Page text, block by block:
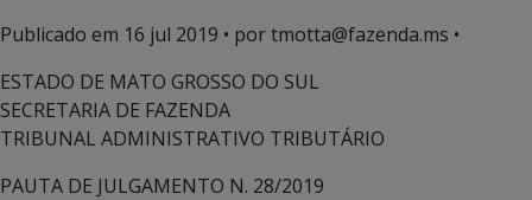
Publicado em 16 jul 2019 • por tmotta@fazenda.ms •
ESTADO DE MATO GROSSO DO SUL
SECRETARIA DE FAZENDA
TRIBUNAL ADMINISTRATIVO TRIBUTÁRIO
PAUTA DE JULGAMENTO N. 28/2019